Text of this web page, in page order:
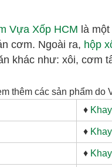
Vựa Xốp HCM là
cơm. Ngoài ra, hộp
khác như: xôi, cơm
thêm các sản phẩm do
♦
♦
♦